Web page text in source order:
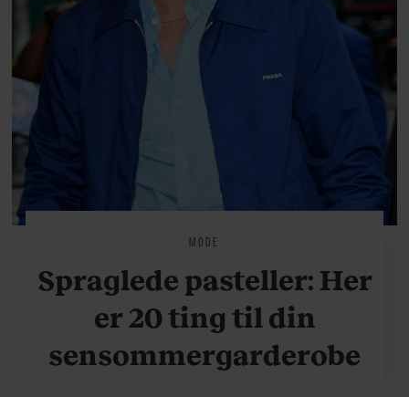
MODE
Spraglede pasteller: Her
er 20 ting til din
sensommergarderobe